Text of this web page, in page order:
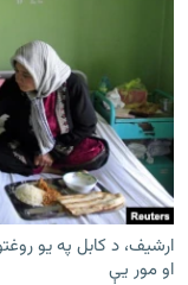
ارشیف، د کابل په یو
او مور یې